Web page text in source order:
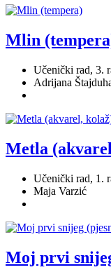
Mlin
Učenički rad, 3.
Adrijana
Metla
Učenički rad, 1.
Maja Varzić
Moj prvi